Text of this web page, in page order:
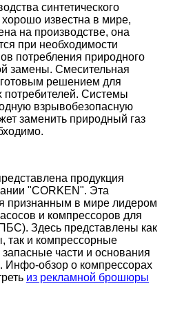
синтетического
хорошо известна в мире,
на производстве, она
при необходимости
потребления природного
замены. Смесительная
решением для
потребителей. Системы
взрывобезопасную
заменить природный газ
продукция
"CORKEN". Эта
признанным в мире лидером
и компрессоров для
Здесь представлены как
так и компрессорные
части и основания
Инфо-обзор о компрессорах
из рекламной брошюры